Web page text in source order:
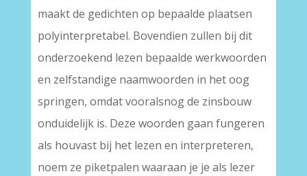
maakt de gedichten op bepaalde plaatsen
polyinterpretabel. Bovendien zullen bij dit
onderzoekend lezen bepaalde werkwoorden
en zelfstandige naamwoorden in het oog
springen, omdat vooralsnog de zinsbouw
onduidelijk is. Deze woorden gaan fungeren
als houvast bij het lezen en interpreteren,
noem ze piketpalen waaraan je je als lezer